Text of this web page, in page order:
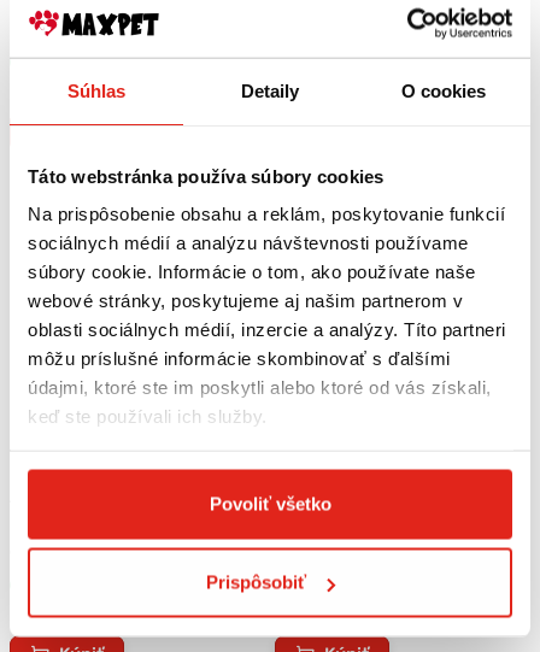
Súhlas Detaily O cookies
Táto webstránka používa súbory cookies
Na prispôsobenie obsahu a reklám, poskytovanie funkcií
sociálnych médií a analýzu návštevnosti používame
súbory cookie. Informácie o tom, ako používate naše
webové stránky, poskytujeme aj našim partnerom v
oblasti sociálnych médií, inzercie a analýzy. Títo partneri
môžu príslušné informácie skombinovať s ďalšími
údajmi, ktoré ste im poskytli alebo ktoré od vás získali,
keď ste používali ich služby.
Povoliť všetko
Prispôsobiť
Dromy Silymarin BARF 600 g
Skladom
Rezervovať
Kúpiť
Dromy Balancer BARF 8in1 400
Skladom
Rezervovať
19,30 €
Skladom
Rezervovať